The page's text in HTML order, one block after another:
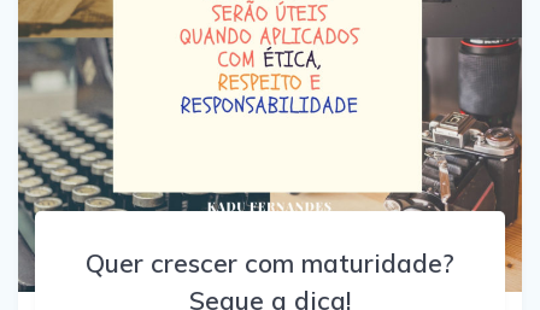
Quer crescer com maturidade?
Segue a dica!